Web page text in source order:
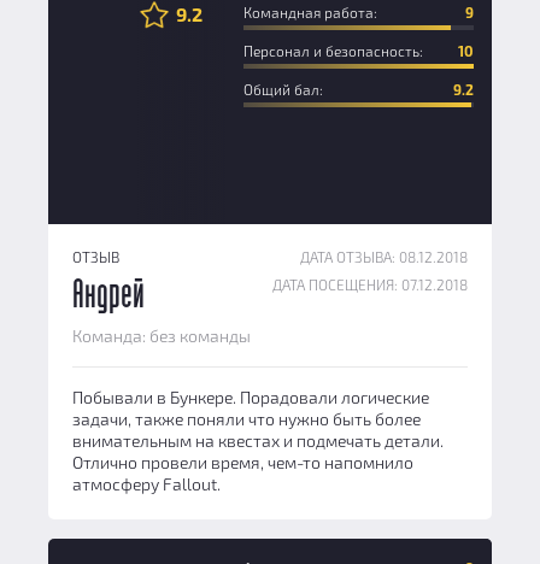
9.2 Командная работа: 9
Персонал и безопасность: 10
Общий бал: 9.2
ОТЗЫВ
ДАТА ОТЗЫВА: 08.12.2018
ДАТА ПОСЕЩЕНИЯ: 07.12.2018
Андрей
Команда: без команды
Побывали в Бункере. Порадовали логические
задачи, также поняли что нужно быть более
внимательным на квестах и подмечать детали.
Отлично провели время, чем-то напомнило
атмосферу Fallout.